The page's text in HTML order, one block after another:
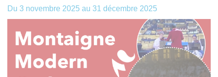
Du 3 novembre 2025 au 31 décembre 2025